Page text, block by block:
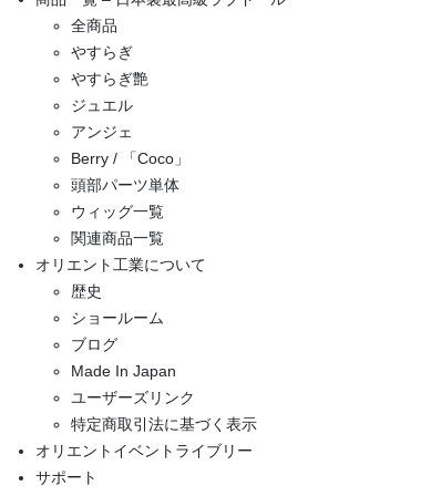
全商品
やすらぎ
やすらぎ艶
ジュエル
アンジェ
Berry / 「Coco」
頭部パーツ単体
ウィッグ一覧
関連商品一覧
オリエント工業について
歴史
ショールーム
ブログ
Made In Japan
ユーザーズリンク
特定商取引法に基づく表示
オリエントイベントライブリー
サポート